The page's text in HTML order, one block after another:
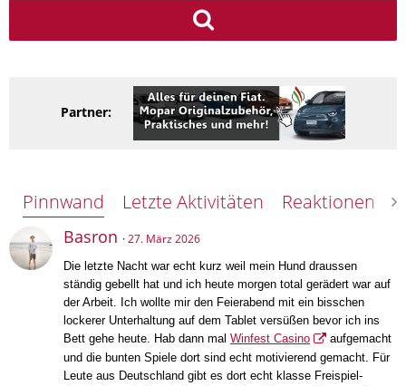
Partner:
Pinnwand Letzte Aktivitäten Reaktionen
Basron 27. März 2026
Die letzte Nacht war echt kurz weil mein Hund draussen
ständig gebellt hat und ich heute morgen total gerädert war auf
der Arbeit. Ich wollte mir den Feierabend mit ein bisschen
lockerer Unterhaltung auf dem Tablet versüßen bevor ich ins
Bett gehe heute. Hab dann mal Winfest Casino
aufgemacht
und die bunten Spiele dort sind echt motivierend gemacht. Für
Leute aus Deutschland gibt es dort echt klasse Freispiel-